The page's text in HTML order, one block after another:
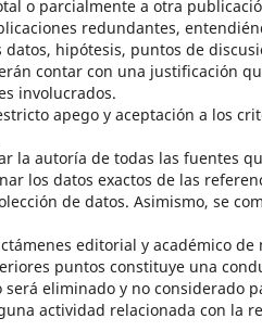
o parcialmente a otra
redundantes,
hipótesis, puntos de
contar con una justificación
involucrados.
apego y aceptación a los
la autoría de todas las fuentes
los datos exactos de las
de datos. Asimismo, se
editorial y académico
puntos constituye una
eliminado y no considerado
actividad relacionada con la